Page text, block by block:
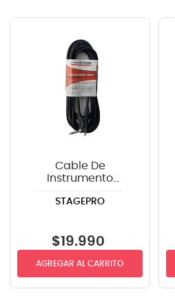
Cable De
Instrumento
recto-angulo 6mts
STAGEPRO
$19.990
AGREGAR AL CARRITO